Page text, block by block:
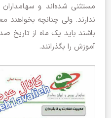
مستثنی شده‌اند و
ندارند. ولی چنانچه بخواهند
باشند باید یک ماه از تاریخ
آموزش را بگذرانند.